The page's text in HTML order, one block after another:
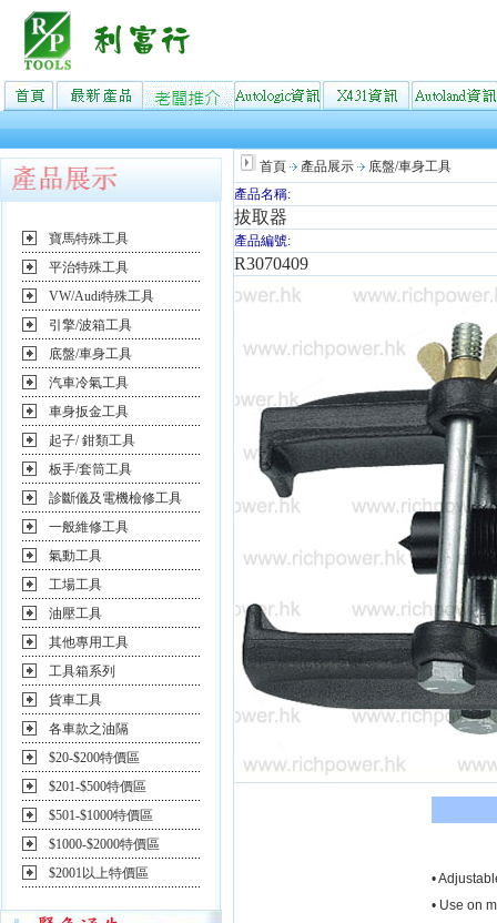
寶馬特殊工具
平治特殊工具
VW/Audi特殊工具
引擎/波箱工具
底盤/車身工具
汽車冷氣工具
車身扳金工具
起子/ 鉗類工具
板手/套筒工具
診斷儀及電機檢修工具
一般維修工具
氣動工具
工場工具
油壓工具
其他專用工具
工具箱系列
貨車工具
各車款之油隔
$20-$200特價區
$201-$500特價區
$501-$1000特價區
$1000-$2000特價區
$2001以上特價區
首頁 產品展示
底盤/車身工具
產品名稱:
拔取器
產品編號:
R3070409
•
• Use on